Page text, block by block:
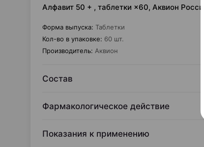
Алфавит 50 + , таблетки ×60, Аквион Россия
Форма выпуска: Таблетки
Кол-во в упаковке: 60 шт.
Производитель: Аквион
Состав
Фармакологическое действие
Показания к применению